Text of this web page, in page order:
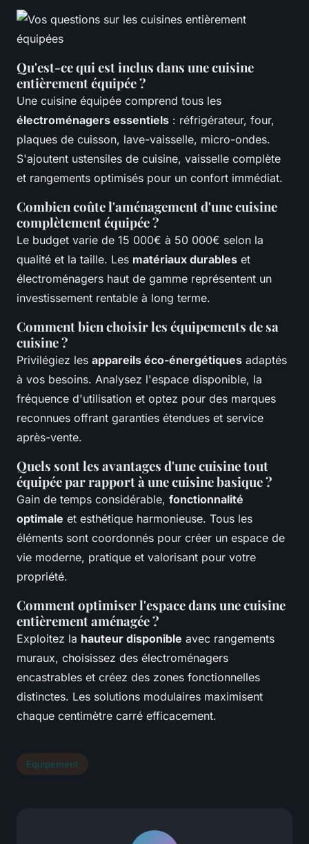
Qu'est-ce qui est inclus dans une cuisine
entièrement équipée ?
Une cuisine équipée comprend tous les
électroménagers essentiels : réfrigérateur, four,
plaques de cuisson, lave-vaisselle, micro-ondes.
S'ajoutent ustensiles de cuisine, vaisselle complète
et rangements optimisés pour un confort immédiat.
Combien coûte l'aménagement d'une cuisine
complètement équipée ?
Le budget varie de 15 000€ à 50 000€ selon la
qualité et la taille. Les matériaux durables et
électroménagers haut de gamme représentent un
investissement rentable à long terme.
Comment bien choisir les équipements de sa
cuisine ?
Privilégiez les appareils éco-énergétiques adaptés
à vos besoins. Analysez l'espace disponible, la
fréquence d'utilisation et optez pour des marques
reconnues offrant garanties étendues et service
après-vente.
Quels sont les avantages d'une cuisine tout
équipée par rapport à une cuisine basique ?
Gain de temps considérable, fonctionnalité
optimale et esthétique harmonieuse. Tous les
éléments sont coordonnés pour créer un espace de
vie moderne, pratique et valorisant pour votre
propriété.
Comment optimiser l'espace dans une cuisine
entièrement aménagée ?
Exploitez la hauteur disponible avec rangements
muraux, choisissez des électroménagers
encastrables et créez des zones fonctionnelles
distinctes. Les solutions modulaires maximisent
chaque centimètre carré efficacement.
Equipement